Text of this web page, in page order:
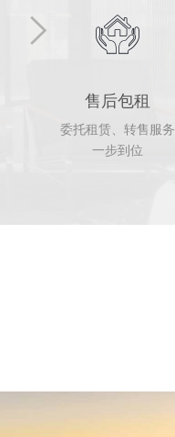
售后包租
委托租赁、转售服务
一步到位